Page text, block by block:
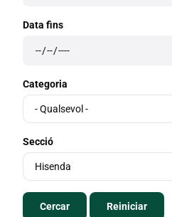
Data fins
Categoria
Secció